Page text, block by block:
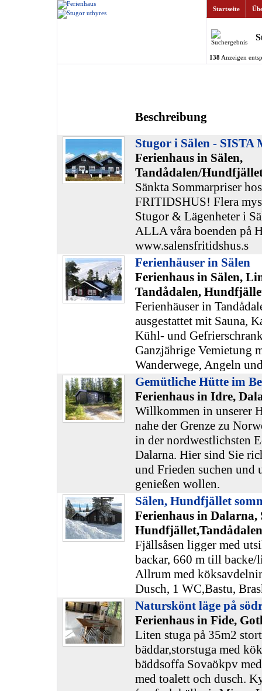
Startseite
138Anzeigen
Beschreibung
Stugor i Sälen - SISTA
Ferienhaus in Sälen,
Tandådalen/
Sänkta Sommarpriser
FRITIDSHUS! Flera
Stugor & Lägenheter i
ALLA våra boenden på
www.salensfritidshus.s
Ferienhäuser in Sälen
Ferienhaus in Sälen,
Tandådalen,
Ferienhäuser in
ausgestattet mit Sauna,
Kühl- und
Ganzjährige Vemietung
Wanderwege, Angeln
Gemütliche Hütte im
Ferienhaus in Idre,
Willkommen in unserer
nahe der Grenze zu
in der nordwestlichsten
Dalarna. Hier sind Sie
und Frieden suchen und
genießen wollen.
Sälen, Hundfjället
Ferienhaus in Dalarna,
Fjällsåsen ligger med
backar, 660 m till
Allrum med
Dusch, 1 WC,Bastu,
Naturskönt läge på
Ferienhaus in Fide,
Liten stuga på 35m2
bäddar,storstuga med
bäddsoffa Sovaökpv
med toalett och dusch.